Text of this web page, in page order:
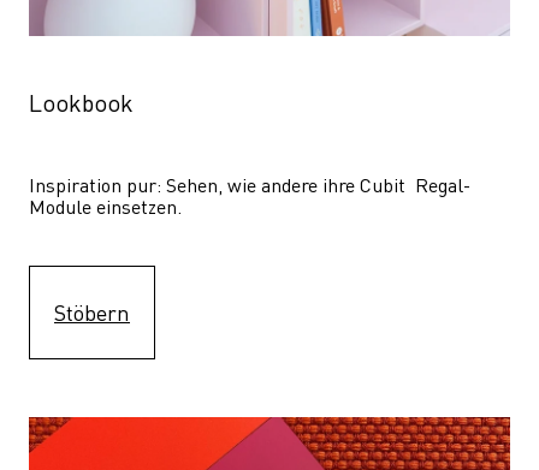
Lookbook
Inspiration pur: Sehen, wie andere ihre Cubit  Regal-
Module einsetzen.
Stöbern